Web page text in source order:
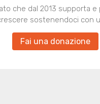
che dal 2013 supporta e
sostenendoci con
Fai una donazione